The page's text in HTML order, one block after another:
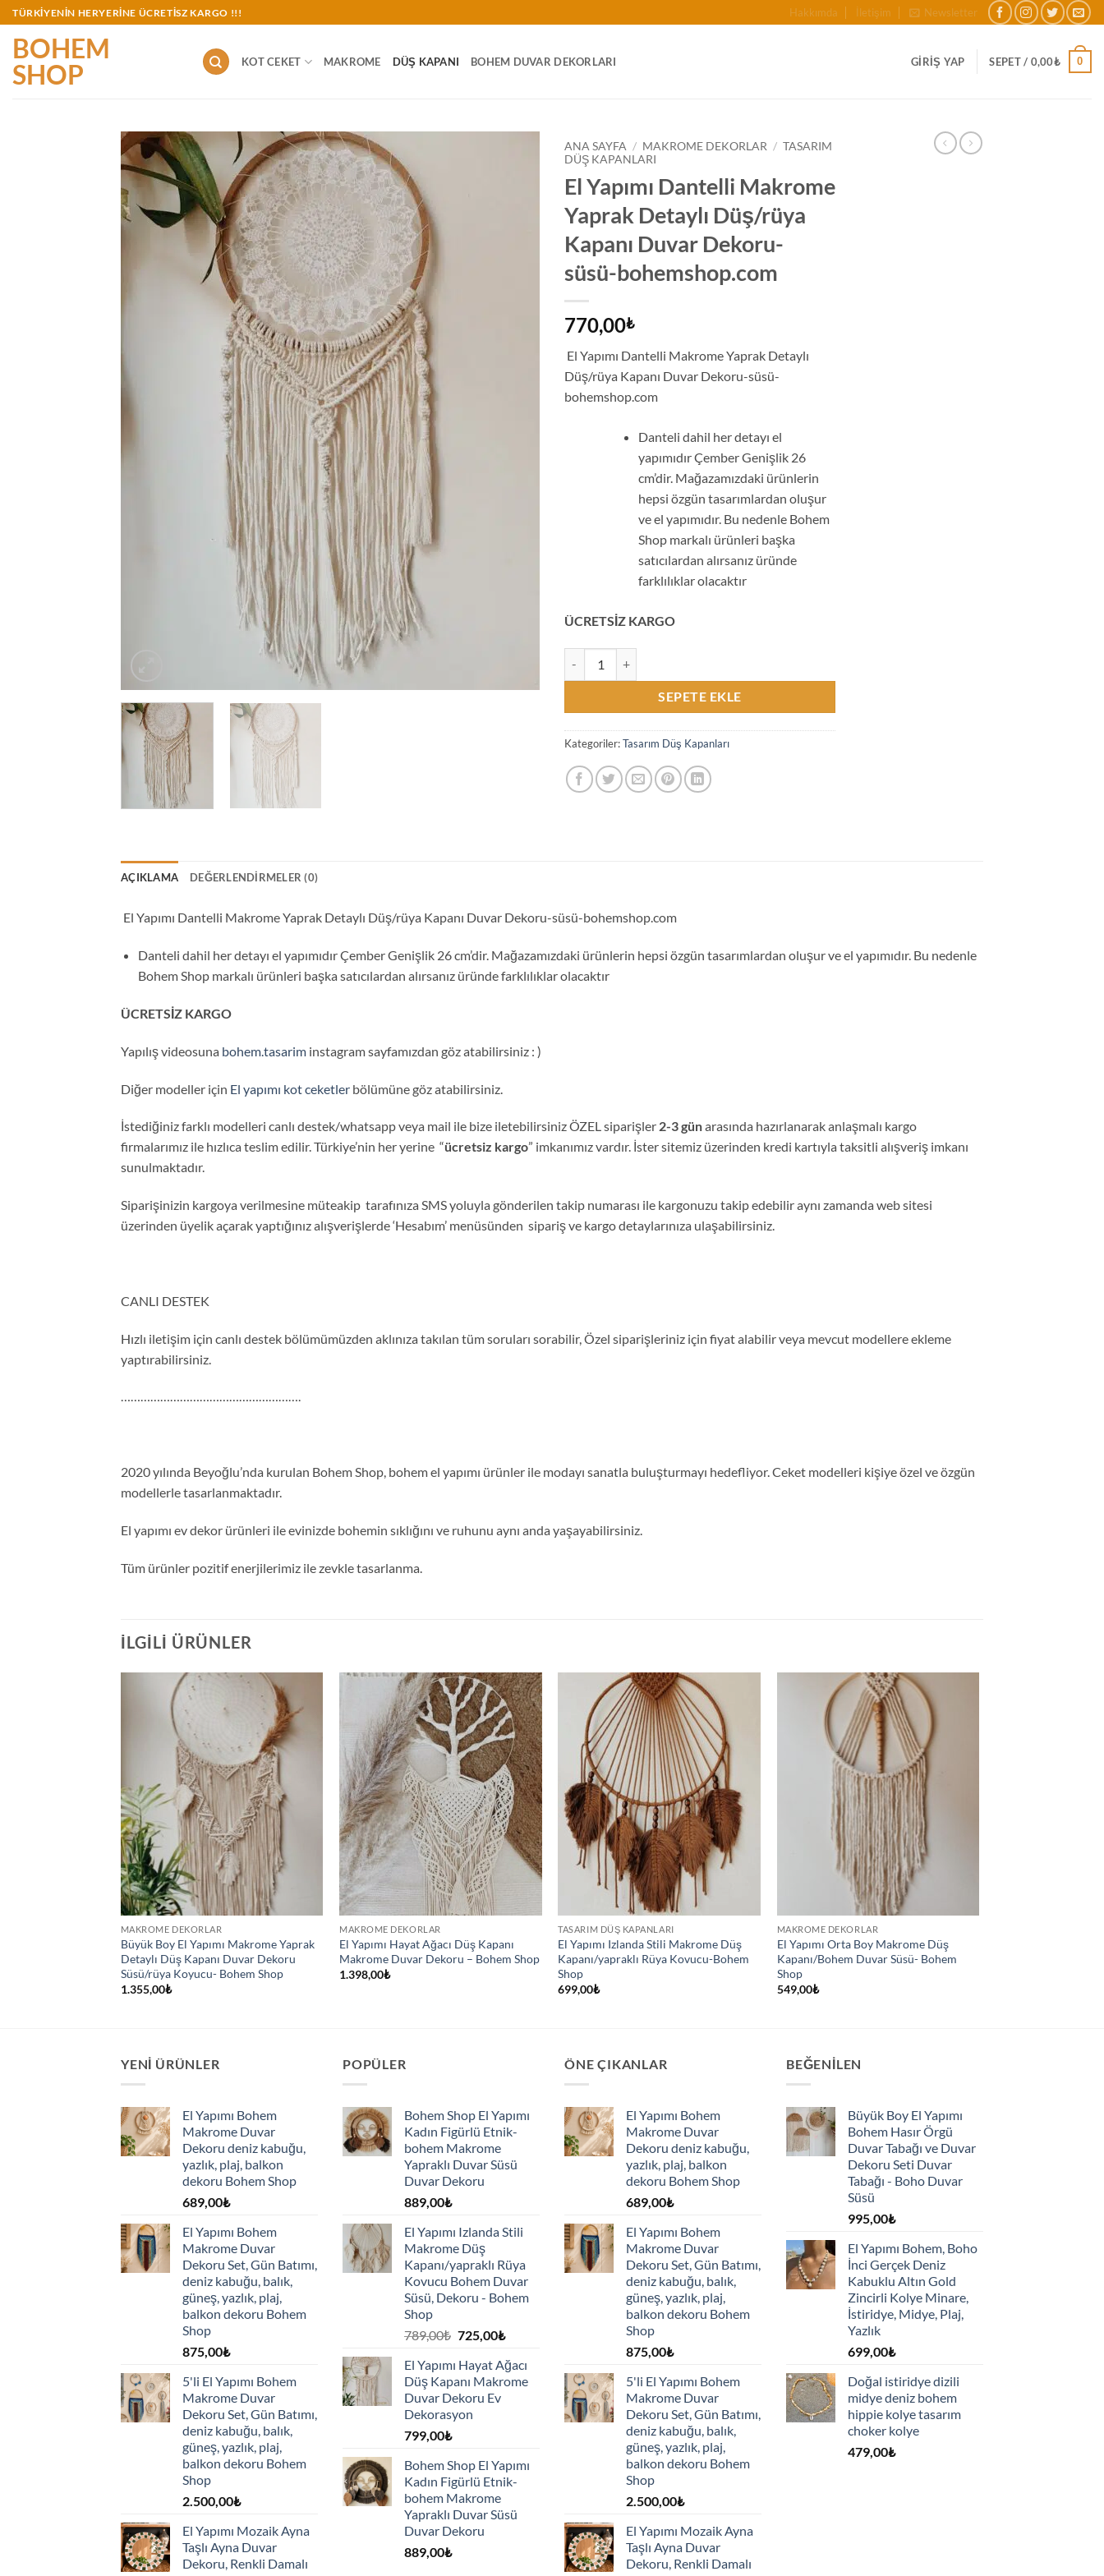
İçeriğe
atla
TÜRKİYENİN HERYERİNE ÜCRETİSZ KARGO !!! Hakkımda İletişim Newsletter
BOHEM
SHOP
KOT CEKET MAKROME DÜŞ KAPANI BOHEM DUVAR DEKORLARI GIRIŞ YAP SEPET / 0,00₺ 0
ANA SAYFA / MAKROME DEKORLAR / TASARIM
DÜŞ KAPANLARI
El Yapımı Dantelli Makrome
Yaprak Detaylı Düş/rüya
Kapanı Duvar Dekoru-
süsü-bohemshop.com
770,00₺
El Yapımı Dantelli Makrome Yaprak Detaylı
Düş/rüya Kapanı Duvar Dekoru-süsü-
bohemshop.com
Danteli dahil her detayı el
yapımıdır Çember Genişlik 26
cm’dir. Mağazamızdaki ürünlerin
hepsi özgün tasarımlardan oluşur
ve el yapımıdır. Bu nedenle Bohem
Shop markalı ürünleri başka
satıcılardan alırsanız üründe
farklılıklar olacaktır
ÜCRETSİZ KARGO
SEPETE EKLE
Kategoriler:Tasarım Düş Kapanları
AÇIKLAMA DEĞERLENDIRMELER (0)
El Yapımı Dantelli Makrome Yaprak Detaylı Düş/rüya Kapanı Duvar Dekoru-süsü-bohemshop.com
Danteli dahil her detayı el yapımıdır Çember Genişlik 26 cm’dir. Mağazamızdaki ürünlerin hepsi özgün tasarımlardan oluşur ve el yapımıdır. Bu nedenle
Bohem Shop markalı ürünleri başka satıcılardan alırsanız üründe farklılıklar olacaktır
ÜCRETSİZ KARGO
Yapılış videosuna bohem.tasarim instagram sayfamızdan göz atabilirsiniz : )
Diğer modeller için El yapımı kot ceketler bölümüne göz atabilirsiniz.
İstediğiniz farklı modelleri canlı destek/whatsapp veya mail ile bize iletebilirsiniz ÖZEL siparişler 2-3 günarasında hazırlanarak anlaşmalı kargo
firmalarımız ile hızlıca teslim edilir. Türkiye’nin her yerine “ücretsiz kargo” imkanımız vardır. İster sitemiz üzerinden kredi kartıyla taksitli alışveriş imkanı
sunulmaktadır.
Siparişinizin kargoya verilmesine müteakip tarafınıza SMS yoluyla gönderilen takip numarası ile kargonuzu takip edebilir aynı zamanda web sitesi
üzerinden üyelik açarak yaptığınız alışverişlerde ‘Hesabım’ menüsünden sipariş ve kargo detaylarınıza ulaşabilirsiniz.
CANLI DESTEK
Hızlı iletişim için canlı destek bölümümüzden aklınıza takılan tüm soruları sorabilir, Özel siparişleriniz için fiyat alabilir veya mevcut modellere ekleme
yaptırabilirsiniz.
……………………………………………….
2020 yılında Beyoğlu’nda kurulan Bohem Shop, bohem el yapımı ürünler ile modayı sanatla buluşturmayı hedefliyor. Ceket modelleri kişiye özel ve özgün
modellerle tasarlanmaktadır.
El yapımı ev dekor ürünleri ile evinizde bohemin sıklığını ve ruhunu aynı anda yaşayabilirsiniz.
Tüm ürünler pozitif enerjilerimiz ile zevkle tasarlanma.
İLGILI ÜRÜNLER
MAKROME DEKORLAR
Büyük Boy El Yapımı Makrome Yaprak
Detaylı Düş Kapanı Duvar Dekoru
Süsü/rüya Koyucu- Bohem Shop
1.355,00₺
MAKROME DEKORLAR
El Yapımı Hayat Ağacı Düş Kapanı
Makrome Duvar Dekoru – Bohem Shop
1.398,00₺
TASARIM DÜŞ KAPANLARI
El Yapımı Izlanda Stili Makrome Düş
Kapanı/yapraklı Rüya Kovucu-Bohem
Shop
699,00₺
MAKROME DEKORLAR
El Yapımı Orta Boy Makrome Düş
Kapanı/Bohem Duvar Süsü- Bohem
Shop
549,00₺
YENI ÜRÜNLER
El Yapımı Bohem
Makrome Duvar
Dekoru deniz kabuğu,
yazlık, plaj, balkon
dekoru Bohem Shop
689,00₺
El Yapımı Bohem
Makrome Duvar
Dekoru Set, Gün Batımı,
deniz kabuğu, balık,
güneş, yazlık, plaj,
balkon dekoru Bohem
Shop
875,00₺
5'li El Yapımı Bohem
Makrome Duvar
Dekoru Set, Gün Batımı,
deniz kabuğu, balık,
güneş, yazlık, plaj,
balkon dekoru Bohem
Shop
2.500,00₺
El Yapımı Mozaik Ayna
Taşlı Ayna Duvar
Dekoru, Renkli Damalı
POPÜLER
Bohem Shop El Yapımı
Kadın Figürlü Etnik-
bohem Makrome
Yapraklı Duvar Süsü
Duvar Dekoru
889,00₺
El Yapımı Izlanda Stili
Makrome Düş
Kapanı/yapraklı Rüya
Kovucu Bohem Duvar
Süsü, Dekoru - Bohem
Shop
789,00₺ Orijinal
789,00₺.
725,00₺Şu
fiyat:
725,00₺.
El Yapımı Hayat Ağacı
Düş Kapanı Makrome
Duvar Dekoru Ev
Dekorasyon
799,00₺
Bohem Shop El Yapımı
Kadın Figürlü Etnik-
bohem Makrome
Yapraklı Duvar Süsü
Duvar Dekoru
889,00₺
ÖNE ÇIKANLAR
El Yapımı Bohem
Makrome Duvar
Dekoru deniz kabuğu,
yazlık, plaj, balkon
dekoru Bohem Shop
689,00₺
El Yapımı Bohem
Makrome Duvar
Dekoru Set, Gün Batımı,
deniz kabuğu, balık,
güneş, yazlık, plaj,
balkon dekoru Bohem
Shop
875,00₺
5'li El Yapımı Bohem
Makrome Duvar
Dekoru Set, Gün Batımı,
deniz kabuğu, balık,
güneş, yazlık, plaj,
balkon dekoru Bohem
Shop
2.500,00₺
El Yapımı Mozaik Ayna
Taşlı Ayna Duvar
Dekoru, Renkli Damalı
BEĞENILEN
Büyük Boy El Yapımı
Bohem Hasır Örgü
Duvar Tabağı ve Duvar
Dekoru Seti Duvar
Tabağı - Boho Duvar
Süsü
995,00₺
El Yapımı Bohem, Boho
İnci Gerçek Deniz
Kabuklu Altın Gold
Zincirli Kolye Minare,
İstiridye, Midye, Plaj,
Yazlık
699,00₺
Doğal istiridye dizili
midye deniz bohem
hippie kolye tasarım
choker kolye
479,00₺